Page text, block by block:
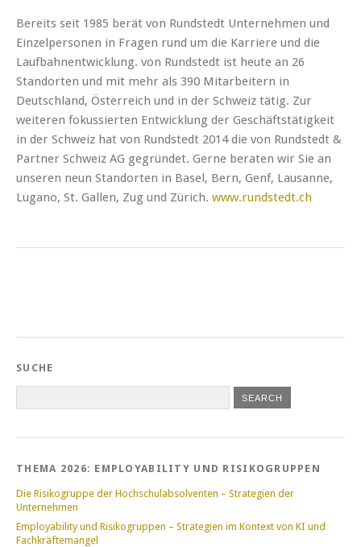
Bereits seit 1985 berät von Rundstedt Unternehmen und
Einzelpersonen in Fragen rund um die Karriere und die
Laufbahnentwicklung. von Rundstedt ist heute an 26
Standorten und mit mehr als 390 Mitarbeitern in
Deutschland, Österreich und in der Schweiz tätig. Zur
weiteren fokussierten Entwicklung der Geschäftstätigkeit
in der Schweiz hat von Rundstedt 2014 die von Rundstedt &
Partner Schweiz AG gegründet. Gerne beraten wir Sie an
unseren neun Standorten in Basel, Bern, Genf, Lausanne,
Lugano, St. Gallen, Zug und Zürich. www.rundstedt.ch
SUCHE
THEMA 2026: EMPLOYABILITY UND RISIKOGRUPPEN
Die Risikogruppe der Hochschulabsolventen – Strategien der
Unternehmen
Employability und Risikogruppen – Strategien im Kontext von KI und
Fachkräftemangel